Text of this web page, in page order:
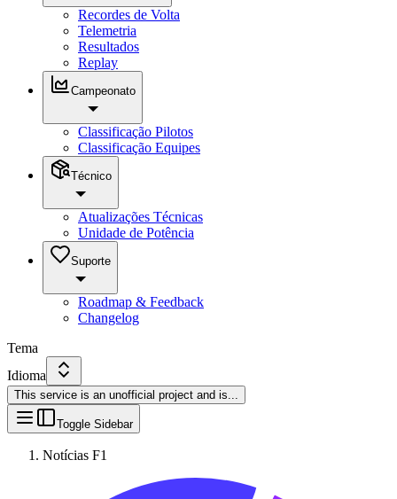
Recordes de Volta
Telemetria
Resultados
Replay
Campeonato
Classificação Pilotos
Classificação Equipes
Técnico
Atualizações Técnicas
Unidade de Potência
Suporte
Roadmap & Feedback
Changelog
Tema
Idioma
This service is an unofficial project and is...
Toggle Sidebar
Notícias F1